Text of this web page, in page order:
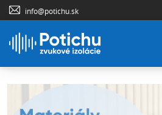
info@potichu.sk